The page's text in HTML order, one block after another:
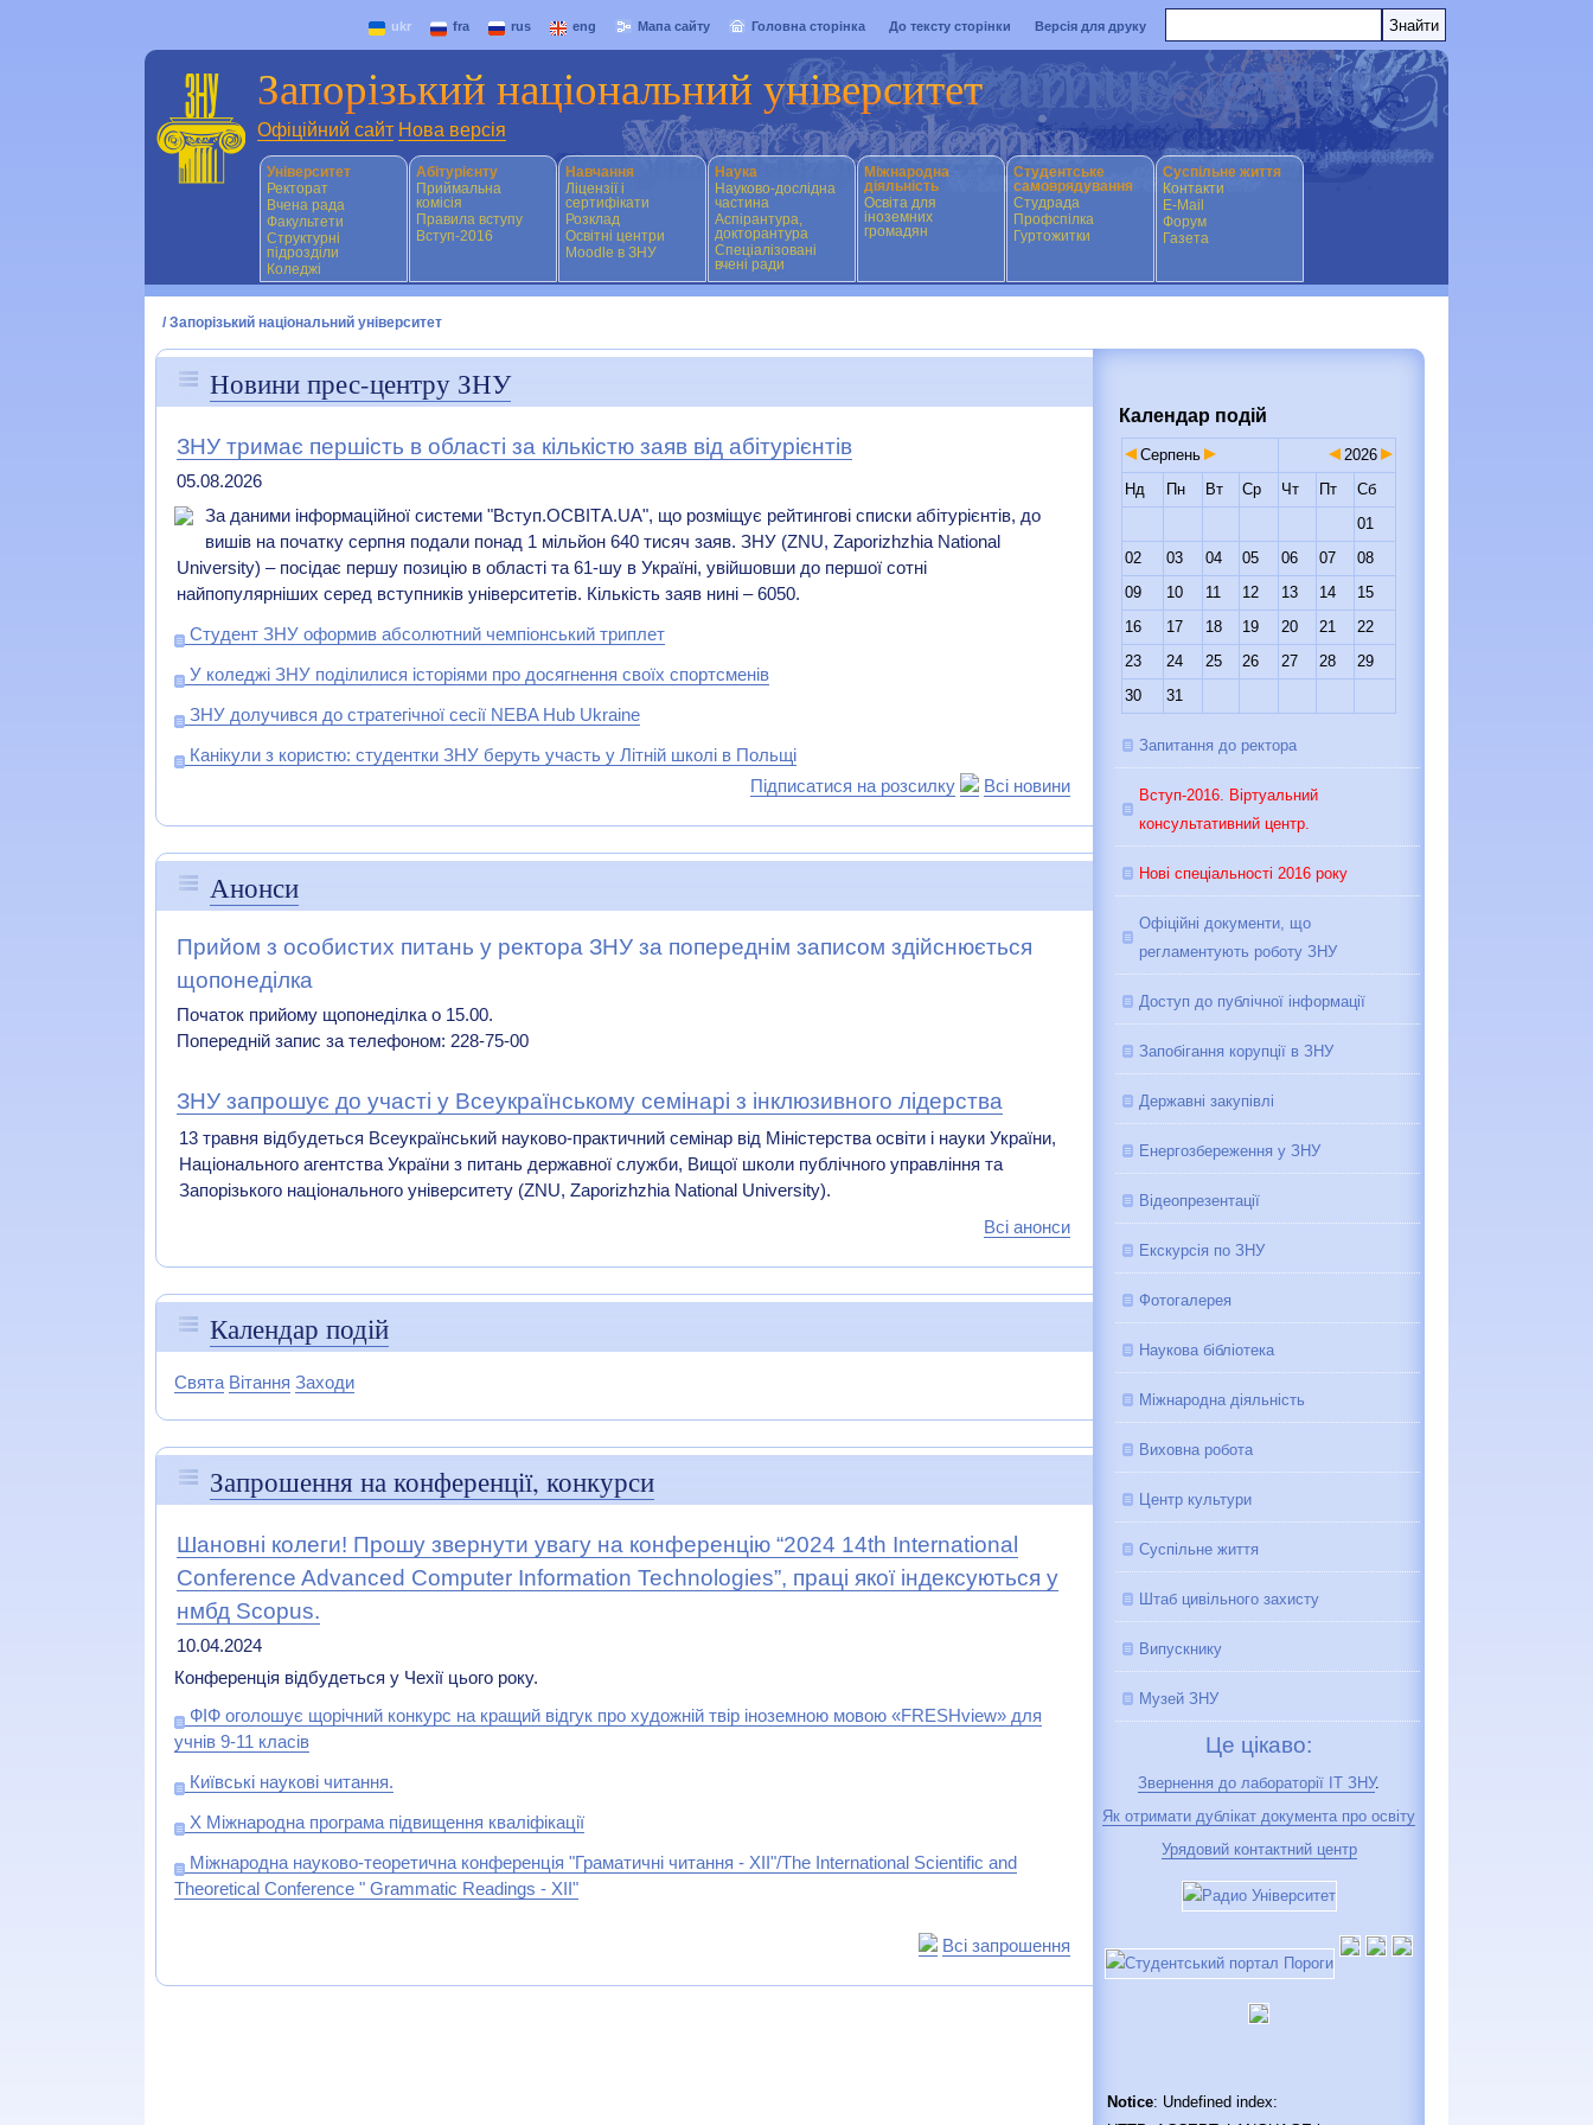
ukr fra rus eng Мапа сайту Головна сторінка До тексту сторінки Версія для друку
Запорізький національний університет
Офіційний сайт Нова версія
Університет
Ректорат
Вчена рада
Факультети
Структурні
підрозділи
Коледжі
Абітурієнту
Приймальна
комісія
Правила вступу
Вступ-2016
Навчання
Ліцензії і
сертифікати
Розклад
Освітні центри
Moodle в ЗНУ
Наука
Науково-дослідна
частина
Аспірантура,
докторантура
Спеціалізовані
вчені ради
Міжнародна
діяльність
Освіта для
іноземних
громадян
Студентське
самоврядування
Студрада
Профспілка
Гуртожитки
Суспільне життя
Контакти
E-Mail
Форум
Газета
/ Запорізький національний університет
Новини прес-центру ЗНУ
ЗНУ тримає першість в області за кількістю заяв від абітурієнтів
05.08.2026
За даними інформаційної системи "Вступ.ОСВІТА.UA", що розміщує рейтингові списки абітурієнтів, до
вишів на початку серпня подали понад 1 мільйон 640 тисяч заяв. ЗНУ (ZNU, Zaporizhzhia National
University) – посідає першу позицію в області та 61-шу в Україні, увійшовши до першої сотні
найпопулярніших серед вступників університетів. Кількість заяв нині – 6050.
Студент ЗНУ оформив абсолютний чемпіонський триплет
У коледжі ЗНУ поділилися історіями про досягнення своїх спортсменів
ЗНУ долучився до стратегічної сесії NEBA Hub Ukraine
Канікули з користю: студентки ЗНУ беруть участь у Літній школі в Польщі
Підписатися на розсилку
Всі новини
Анонси
Прийом з особистих питань у ректора ЗНУ за попереднім записом здійснюється
щопонеділка
Початок прийому щопонеділка о 15.00.
Попередній запис за телефоном: 228-75-00
ЗНУ запрошує до участі у Всеукраїнському семінарі з інклюзивного лідерства
13 травня відбудеться Всеукраїнський науково-практичний семінар від Міністерства освіти і науки України,
Національного агентства України з питань державної служби, Вищої школи публічного управління та
Запорізького національного університету (ZNU, Zaporizhzhia National University).
Всі анонси
Календар подій
Свята Вітання Заходи
Запрошення на конференції, конкурси
Шановні колеги! Прошу звернути увагу на конференцію “2024 14th International
Conference Advanced Computer Information Technologies”, праці якої індексуються у
нмбд Scopus.
10.04.2024
Конференція відбудеться у Чехії цього року.
ФІФ оголошує щорічний конкурс на кращий відгук про художній твір іноземною мовою «FRESHview» для
учнів 9-11 класів
Київські наукові читання.
X Міжнародна програма підвищення кваліфікації
Міжнародна науково-теоретична конференція "Граматичні читання - ХІІ"/The International Scientific and
Theoretical Conference " Grammatic Readings - XII"
Всі запрошення
Календар подій
Серпень
2026
Нд
Пн Вт Ср Чт Пт
Сб
01
02
03 04 05 06 07
08
09
10 11 12 13 14
15
16
17 18 19 20 21
22
23
24 25 26 27 28
29
30
31
Запитання до ректора
Вступ-2016. Віртуальний
консультативний центр.
Нові спеціальності 2016 року
Офіційні документи, що
регламентують роботу ЗНУ
Доступ до публічної інформації
Запобігання корупції в ЗНУ
Державні закупівлі
Енергозбереження у ЗНУ
Відеопрезентації
Екскурсія по ЗНУ
Фотогалерея
Наукова бібліотека
Міжнародна діяльність
Виховна робота
Центр культури
Суспільне життя
Штаб цивільного захисту
Випускнику
Музей ЗНУ
Це цікаво:
Звернення до лабораторії IT ЗНУ.
Як отримати дублікат документа про освіту
Урядовий контактний центр
Notice: Undefined index: